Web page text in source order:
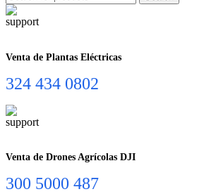
Venta de Plantas Eléctricas
324 434 0802
Venta de Drones Agrícolas DJI
300 5000 487